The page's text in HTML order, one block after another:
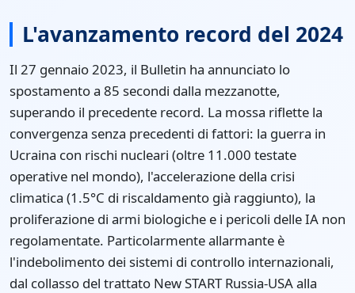
L'avanzamento record del 2024
Il 27 gennaio 2023, il Bulletin ha annunciato lo
spostamento a 85 secondi dalla mezzanotte,
superando il precedente record. La mossa riflette la
convergenza senza precedenti di fattori: la guerra in
Ucraina con rischi nucleari (oltre 11.000 testate
operative nel mondo), l'accelerazione della crisi
climatica (1.5°C di riscaldamento già raggiunto), la
proliferazione di armi biologiche e i pericoli delle IA non
regolamentate. Particolarmente allarmante è
l'indebolimento dei sistemi di controllo internazionali,
dal collasso del trattato New START Russia-USA alla